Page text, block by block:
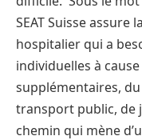
SEAT Suisse
hospitalier qui a
individuelles à
supplémentaires,
transport public, de
chemin qui mène